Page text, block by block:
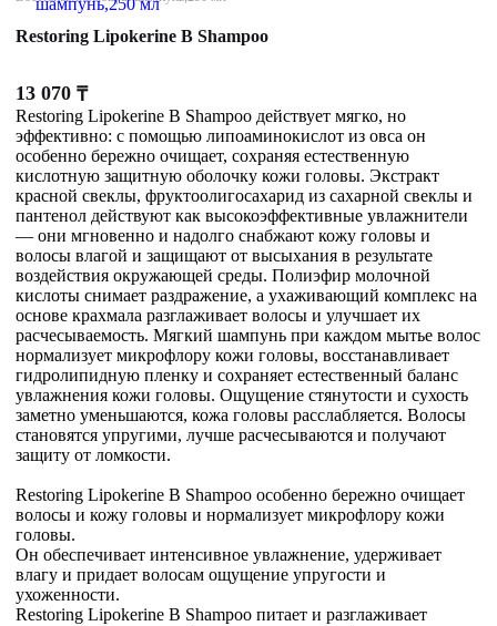
Restoring Lipokerine B Shampoo
13 070 ₸
Restoring Lipokerine B Shampoo действует мягко, но
эффективно: с помощью липоаминокислот из овса он
особенно бережно очищает, сохраняя естественную
кислотную защитную оболочку кожи головы. Экстракт
красной свеклы, фруктоолигосахарид из сахарной свеклы и
пантенол действуют как высокоэффективные увлажнители
— они мгновенно и надолго снабжают кожу головы и
волосы влагой и защищают от высыхания в результате
воздействия окружающей среды. Полиэфир молочной
кислоты снимает раздражение, а ухаживающий комплекс на
основе крахмала разглаживает волосы и улучшает их
расчесываемость. Мягкий шампунь при каждом мытье волос
нормализует микрофлору кожи головы, восстанавливает
гидролипидную пленку и сохраняет естественный баланс
увлажнения кожи головы. Ощущение стянутости и сухость
заметно уменьшаются, кожа головы расслабляется. Волосы
становятся упругими, лучше расчесываются и получают
защиту от ломкости.
Restoring Lipokerine B Shampoo особенно бережно очищает
волосы и кожу головы и нормализует микрофлору кожи
головы.
Он обеспечивает интенсивное увлажнение, удерживает
влагу и придает волосам ощущение упругости и
ухоженности.
Restoring Lipokerine B Shampoo питает и разглаживает